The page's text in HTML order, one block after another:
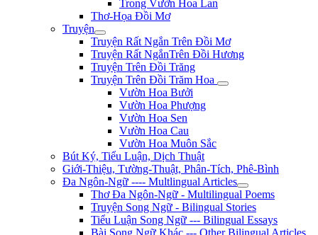
Trong Vườn Hoa Lan
Thơ-Họa Đồi Mơ
Truyện
Truyện Rất Ngắn Trên Đồi Mơ
Truyện Rất NgắnTrên Đồi Hương
Truyện Trên Đồi Trăng
Truyện Trên Đồi Trăm Hoa
Vườn Hoa Bưởi
Vườn Hoa Phượng
Vườn Hoa Sen
Vườn Hoa Cau
Vườn Hoa Muôn Sắc
Bút Ký, Tiểu Luận, Dịch Thuật
Giới-Thiệu, Tường-Thuật, Phân-Tích, Phê-Bình
Đa Ngôn-Ngữ ---- Multlingual Articles
Thơ Đa Ngôn-Ngữ - Multilingual Poems
Truyện Song Ngữ - Bilingual Stories
Tiểu Luận Song Ngữ --- Bilingual Essays
Bài Song Ngữ Khác --- Other Bilingual Articles